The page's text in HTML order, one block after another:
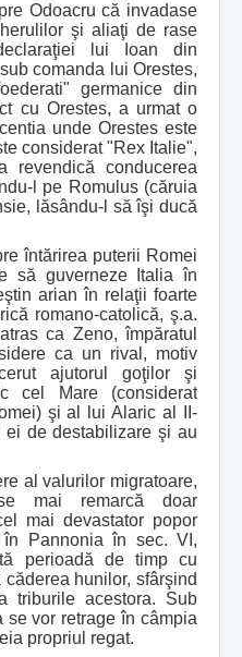
că invadase
şi aliaţi de rase
lui Ioan din
comanda lui Orestes,
germanice din
cu Orestes, a urmat o
unde Orestes este
considerat "Rex Italie",
revendică conducerea
l pe Romulus (căruia
lăsându-l să îşi ducă
puterii Romei
să guverneze Italia în
arian în relaţii foarte
romano-catolică, ş.a.
ca Zeno, împăratul
ca un rival, motiv
ajutorul goţilor şi
cel Mare (considerat
şi al lui Alaric al II-
ei de destabilizare şi au
valurilor migratoare,
mai remarcă doar
mai devastator popor
în Pannonia în sec. VI,
perioadă de timp cu
hunilor, sfârşind
triburile acestora. Sub
se vor retrage în câmpia
propriul regat.